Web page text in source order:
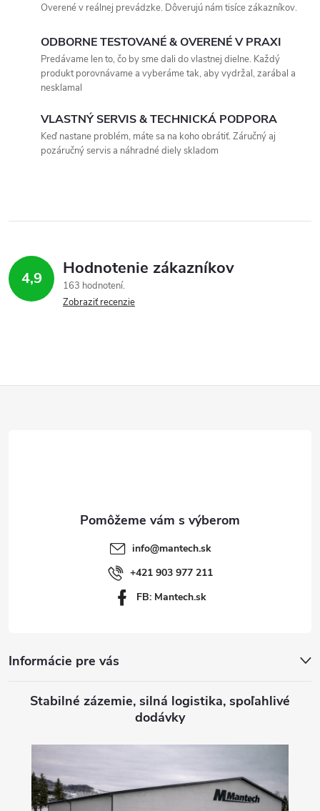
Overené v reálnej prevádzke. Dôverujú nám tisíce zákazníkov.
ODBORNE TESTOVANÉ & OVERENÉ V PRAXI
Predávame len to, čo by sme dali do vlastnej dielne. Každý
produkt porovnávame a vyberáme tak, aby vydržal, zarábal a
nesklamal
VLASTNÝ SERVIS & TECHNICKÁ PODPORA
Keď nastane problém, máte sa na koho obrátiť. Záručný aj
pozáručný servis a náhradné diely skladom
4,9 Hodnotenie zákazníkov
163 hodnotení
Zobraziť recenzie
info@mantech.sk
+421 903 977 211
FB: Mantech.sk
Informácie pre vás
Stabilné zázemie, silná logistika, spoľahlivé
dodávky